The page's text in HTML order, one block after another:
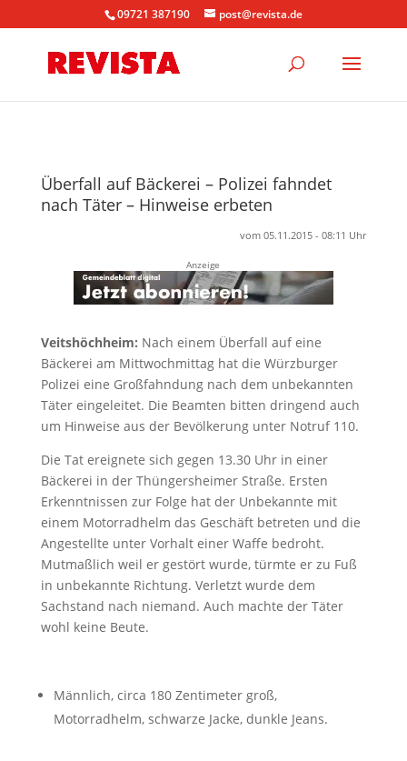
09721 387190 post@revista.de
Überfall auf Bäckerei – Polizei fahndet
nach Täter – Hinweise erbeten
vom 05.11.2015 - 08:11 Uhr
Anzeige
Veitshöchheim: Nach einem Überfall auf eine
Bäckerei am Mittwochmittag hat die Würzburger
Polizei eine Großfahndung nach dem unbekannten
Täter eingeleitet. Die Beamten bitten dringend auch
um Hinweise aus der Bevölkerung unter Notruf 110.
Die Tat ereignete sich gegen 13.30 Uhr in einer
Bäckerei in der Thüngersheimer Straße. Ersten
Erkenntnissen zur Folge hat der Unbekannte mit
einem Motorradhelm das Geschäft betreten und die
Angestellte unter Vorhalt einer Waffe bedroht.
Mutmaßlich weil er gestört wurde, türmte er zu Fuß
in unbekannte Richtung. Verletzt wurde dem
Sachstand nach niemand. Auch machte der Täter
wohl keine Beute.
Männlich, circa 180 Zentimeter groß,
Motorradhelm, schwarze Jacke, dunkle Jeans.